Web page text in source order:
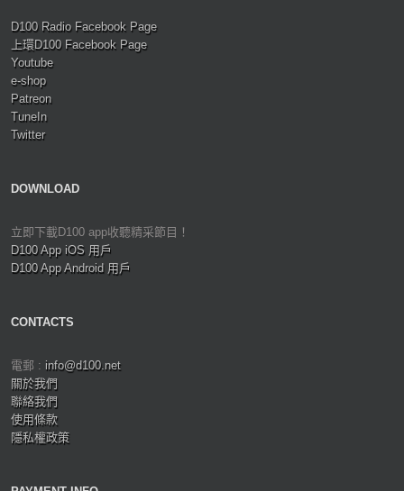
D100 Radio Facebook Page
上環D100 Facebook Page
Youtube
e-shop
Patreon
TuneIn
Twitter
DOWNLOAD
立即下載D100 app收聽精采節目！
D100 App iOS 用戶
D100 App Android 用戶
CONTACTS
電郵 : info@d100.net
關於我們
聯絡我們
使用條款
隱私權政策